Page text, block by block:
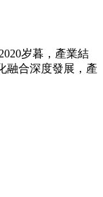
岁暮，產業結
融合深度發展，產